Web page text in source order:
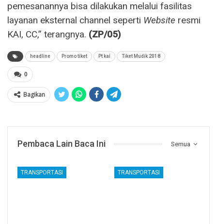
pemesanannya bisa dilakukan melalui fasilitas
layanan eksternal channel seperti Website resmi
KAI, CC,” terangnya. (ZP/05)
headline Promo tiket Pt kai Tiket Mudik 2018
0
Bagikan
Semua
Pembaca Lain Baca Ini
TRANSPORTASI TRANSPORTASI